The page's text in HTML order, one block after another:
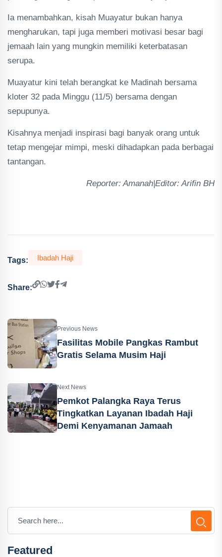
Ia menambahkan, kisah Muayatur bukan hanya
mengharukan, tapi juga memberi motivasi besar bagi
jemaah lain yang mungkin memiliki keterbatasan
serupa.
Muayatur kini telah berangkat ke Madinah bersama
kloter 32 pada Minggu (11/5) bersama dengan
sepupunya.
Kisahnya menjadi inspirasi bagi banyak orang untuk
tetap mengejar mimpi, meski dihadapkan pada berbagai
tantangan.
Reporter: Amanah|Editor: Arifin BH
Tags: Ibadah Haji
Share:
Previous News
Fasilitas Mobile Pangkas Rambut
Gratis Selama Musim Haji
Next News
Pemkot Palangka Raya Terus
Tingkatkan Layanan Ibadah Haji
Demi Kenyamanan Jamaah
Featured